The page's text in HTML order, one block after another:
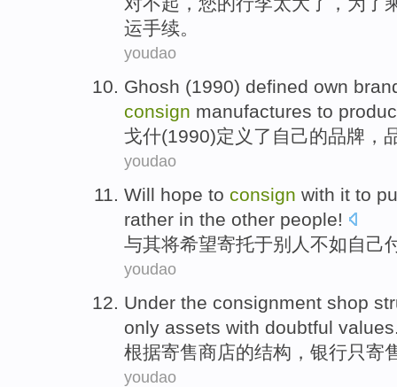
运手续。
youdao
Ghosh (1990) defined own
consign manufactures to
戈什(1990)定义了 自己的品牌 ，
youdao
Will hope to consign with it to
rather in the other people!
与其将希望寄托于别人 不如 自己
youdao
Under the consignment shop
only assets with doubtful values
根据寄售商店的结构 ， 银行只寄
youdao